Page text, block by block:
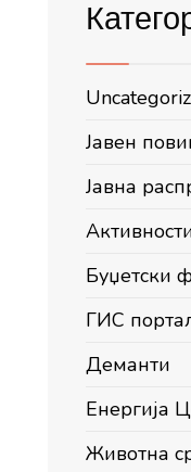
Јавен
Јавна
Буџетски
ГИС
Деманти
Енергија
Животна